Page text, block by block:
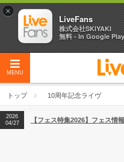
MENU
トップ 10周年記念ライヴ
2026
04/27
2026
【ライブ動員ランキング】
2026
04/27
【フェス特集2026】フェス情
×
LiveFans
株式会社SKIYAKI
無料 - In Google Play